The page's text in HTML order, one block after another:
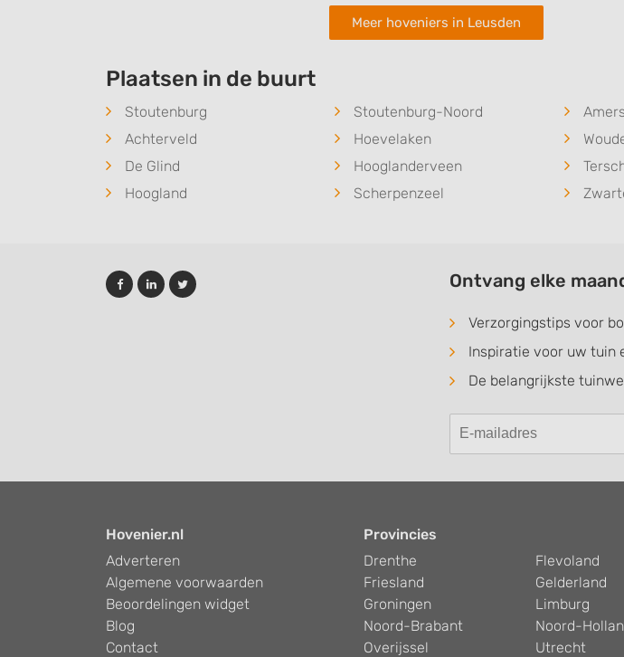
Meer hoveniers in Leusden
Plaatsen in de buurt
Stoutenburg Stoutenburg-Noord
Achterveld
Hoevelaken
De Glind
Hooglanderveen
Hoogland
Scherpenzeel
Ontvang elke
Verzorgingstips voor
Inspiratie voor uw tuin
De belangrijkste
Hovenier.nl
Adverteren
Algemene voorwaarden
Beoordelingen widget
Blog
Contact
Provincies
Drenthe
Flevoland
Friesland
Gelderland
Groningen
Limburg
Noord-Brabant
Noord-
Overijssel
Utrecht